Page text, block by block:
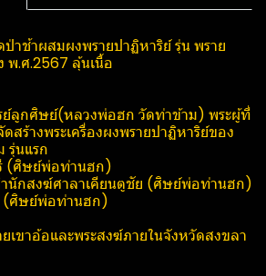
ป่าช้าผสมผงพรายปาฏิหาริย์​ รุ่น พรา​ย
พ.ศ.2567 ลุ้นเนื้อ
ย์ลูกศิษย์(​หลวงพ่อฮก วัดท่าข้าม) พระผู้ที่
สร้างพระเครื่องผงพรายปาฏิหาริย์​ของ
รุ่นแรก
(ศิษย์​พ่อท่านฮก)
นักสงฆ์​ศาลา​เคียน​ตู​ชัย (ศิษย์​พ่อท่านฮก)
(ศิษย์​พ่อท่านฮก)
ยเขาอ้อและพระสงฆ์​ภายในจังหวัดสงขลา